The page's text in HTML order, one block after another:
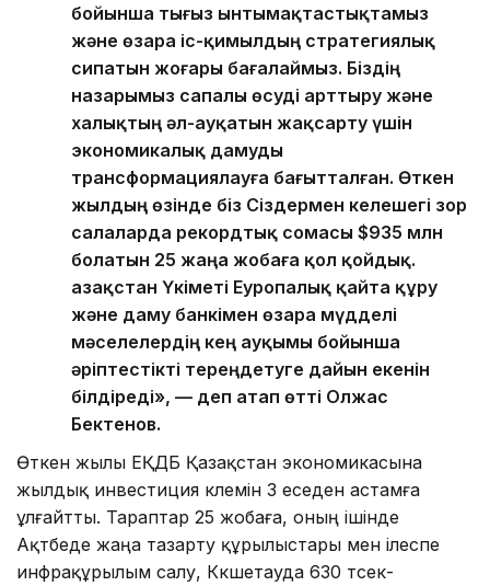
бойынша тығыз ынтымақтастықтамыз
және өзара іс-қимылдың стратегиялық
сипатын жоғары бағалаймыз. Біздің
назарымыз сапалы өсуді арттыру және
халықтың әл-ауқатын жақсарту үшін
экономикалық дамуды
трансформациялауға бағытталған. Өткен
жылдың өзінде біз Сіздермен келешегі зор
салаларда рекордтық сомасы $935 млн
болатын 25 жаңа жобаға қол қойдық.
Қазақстан Үкіметі Еуропалық қайта құру
және даму банкімен өзара мүдделі
мәселелердің кең ауқымы бойынша
әріптестікті тереңдетуге дайын екенін
білдіреді», — деп атап өтті Олжас
Бектенов.
Өткен жылы ЕҚДБ Қазақстан экономикасына
жылдық инвестиция көлемін 3 еседен астамға
ұлғайтты. Тараптар 25 жобаға, оның ішінде
Ақтөбеде жаңа тазарту құрылыстары мен ілеспе
инфрақұрылым салу, Көкшетауда 630 төсек-